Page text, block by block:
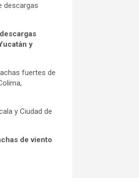
descargas
y
fuertes de
y Ciudad de
de viento